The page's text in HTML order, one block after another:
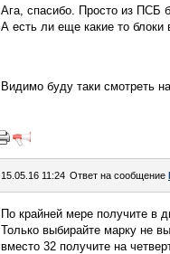
Ага, спасибо. Просто из ПСБ
А есть ли еще какие то
Видимо буду таки смотреть
15.05.16 11:24 Ответ на сообщение
По крайней мере получите в
Только выбирайте марку не
вместо 32 получите на